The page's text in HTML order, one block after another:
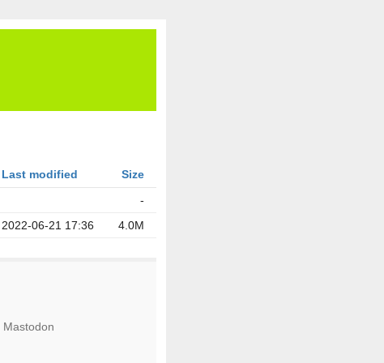
Last modified
Size
-
2022-06-21 17:36 4.0M
Mastodon